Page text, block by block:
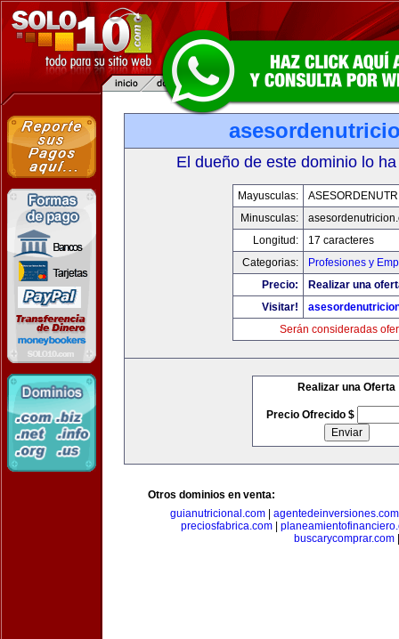
El dueño de este dominio lo
Mayusculas:
Minusculas:
Longitud:
17 caracteres
Categorias:
Profesiones y
Precio:
Realizar una
Visitar!
Serán consideradas
Realizar una Oferta
Precio Ofrecido $
Otros dominios en venta:
guianutricional.com
agentedeinversiones.com
preciosfabrica.com|
buscarycomprar.com|